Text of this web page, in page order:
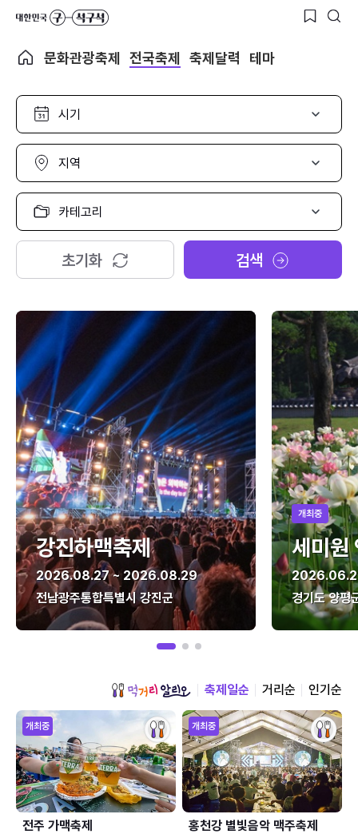
문화관광축제 전국축제 축제달력 테마
시
선
택
지
선
택
카
고
리
택
초기화 검색
강진하맥축제
2026.08.27 ~ 2026.08.29
전남광주통합특별시 강진군
개최중
세미원
경기도 양평
축제일순 거리순 인기순
개최중
전주 가맥축제
개최중
홍천강 별빛음악 맥주축제